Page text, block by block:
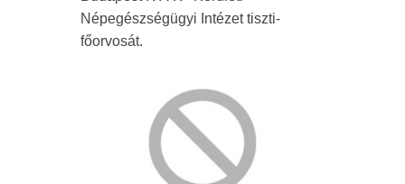
Népegészségügyi Intézet tiszti-
főorvosát.